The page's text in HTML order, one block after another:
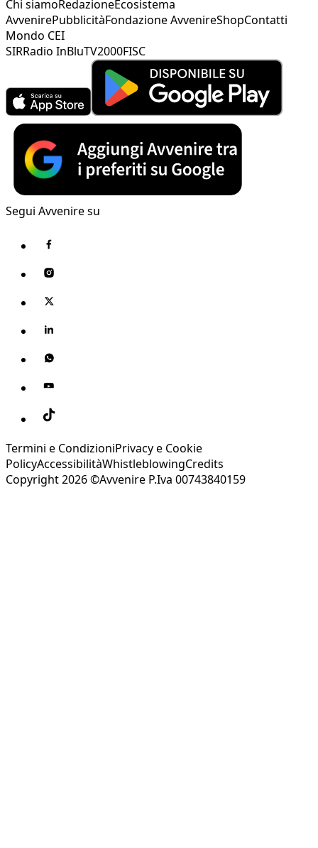
Chi siamoRedazioneEcosistema
AvvenirePubblicitàFondazione AvvenireShopContatti
Mondo CEI
SIRRadio InBluTV2000FISC
Segui Avvenire su
Termini e CondizioniPrivacy e Cookie
PolicyAccessibilitàWhistleblowingCredits
Copyright 2026 ©Avvenire P.Iva 00743840159